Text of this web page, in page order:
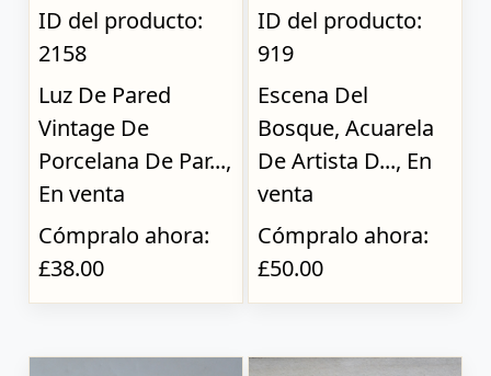
ID del producto:
2158
Luz De Pared
Vintage De
Porcelana De Par...,
En venta
Cómpralo ahora:
£38.00
ID del producto:
919
Escena Del
Bosque, Acuarela
De Artista D..., En
venta
Cómpralo ahora:
£50.00